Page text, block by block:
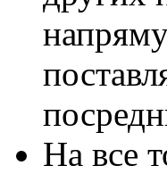
На все